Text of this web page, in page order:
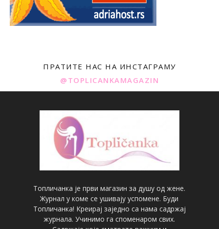
ПРАТИТЕ НАС НА ИНСТАГРАМУ
@TOPLICANKAMAGAZIN
Топличанка је први магазин за душу од жене.
Журнал у коме се ушивају успомене. Буди
Топличанка! Креирај заједно са нама садржај
журнала. Учинимо га споменаром свих.